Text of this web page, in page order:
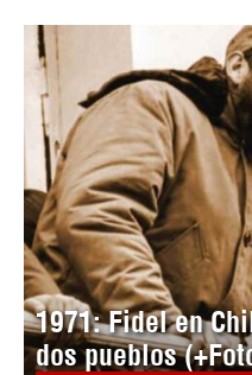
1971: Fidel en
dos pueblos